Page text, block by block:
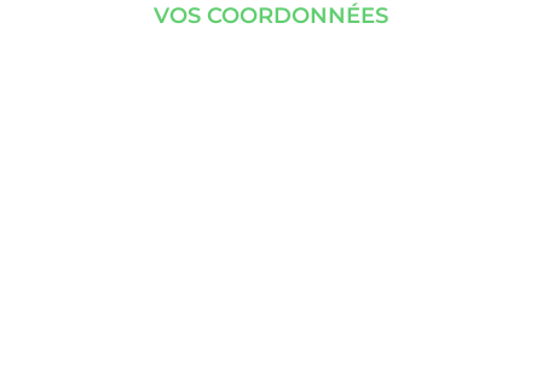
VOS COORDONNÉES